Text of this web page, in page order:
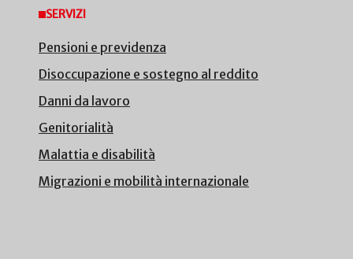
SERVIZI
Pensioni e previdenza
Disoccupazione e sostegno al reddito
Danni da lavoro
Genitorialità
Malattia e disabilità
Migrazioni e mobilità internazionale